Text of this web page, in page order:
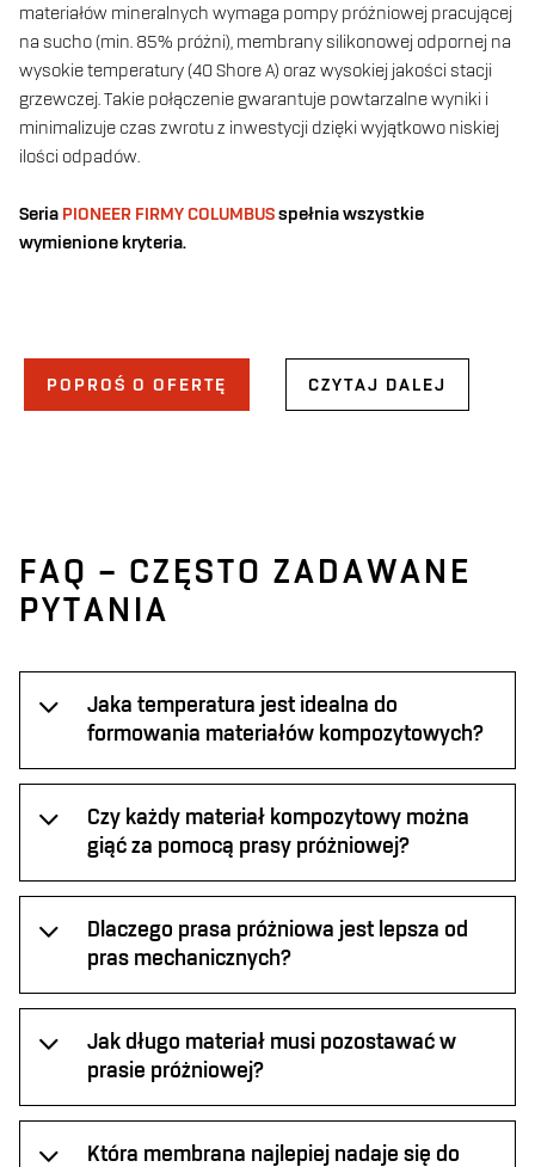
materiałów mineralnych wymaga pompy próżniowej pracującej
na sucho (min. 85% próżni), membrany silikonowej odpornej na
wysokie temperatury (40 Shore A) oraz wysokiej jakości stacji
grzewczej. Takie połączenie gwarantuje powtarzalne wyniki i
minimalizuje czas zwrotu z inwestycji dzięki wyjątkowo niskiej
ilości odpadów.
Seria PIONEER FIRMY COLUMBUSspełnia wszystkie
wymienione kryteria.
POPROŚ O OFERTĘ CZYTAJ DALEJ
FAQ – CZĘSTO ZADAWANE
PYTANIA
Jaka temperatura jest idealna do
formowania materiałów kompozytowych?
Czy każdy materiał kompozytowy można
giąć za pomocą prasy próżniowej?
Dlaczego prasa próżniowa jest lepsza od
pras mechanicznych?
Jak długo materiał musi pozostawać w
prasie próżniowej?
Która membrana najlepiej nadaje się do